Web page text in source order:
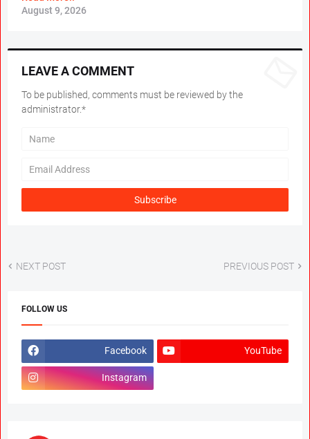
August 9, 2026
LEAVE A COMMENT
To be published, comments must be reviewed by the
administrator.*
NEXT POST PREVIOUS POST
FOLLOW US
Facebook YouTube
Instagram